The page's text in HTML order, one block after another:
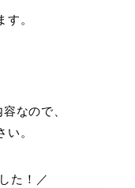
。
なので、
。
た！／